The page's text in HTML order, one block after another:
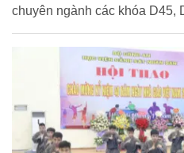
chuyên ngành các khóa D45,
LV36 và học viên hệ quốc tế.
Quang - Phó Giám đốc Học